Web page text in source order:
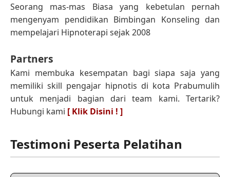
Seorang mas-mas Biasa yang kebetulan pernah
mengenyam pendidikan Bimbingan Konseling dan
mempelajari Hipnoterapi sejak 2008
Partners
Kami membuka kesempatan bagi siapa saja yang
memiliki skill pengajar hipnotis di kota Prabumulih
untuk menjadi bagian dari team kami. Tertarik?
Hubungi kami [ Klik Disini ! ]
Testimoni Peserta Pelatihan